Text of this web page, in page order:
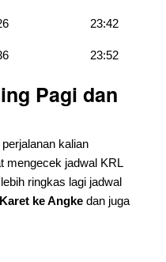
23:42
23:52
Pagi dan
kalian
mengecek jadwal KRL
ringkas lagi jadwal
ke Angke dan juga